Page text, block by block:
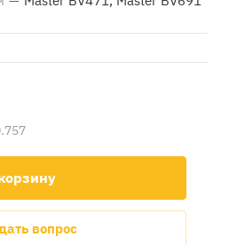
вопрос